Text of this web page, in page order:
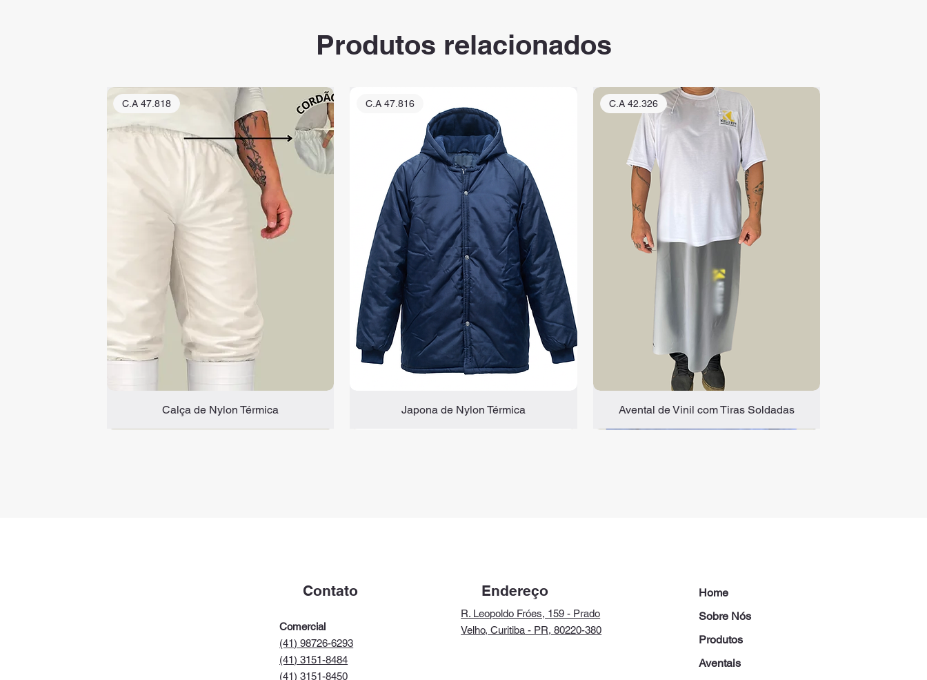
Produtos relacionados
C.A 47.818
Calça de Nylon Térmica
C.A 47.816
Japona de Nylon Térmica
C.A 42.326
Avental de Vinil com Tiras Soldadas
Contato
Comercial
(41) 98726-6293
(41) 3151-8484
(41) 3151-8450
Endereço
R. Leopoldo Fróes, 159 - Prado
Velho, Curitiba - PR, 80220-380
Home
Sobre Nós
Produtos
Aventais